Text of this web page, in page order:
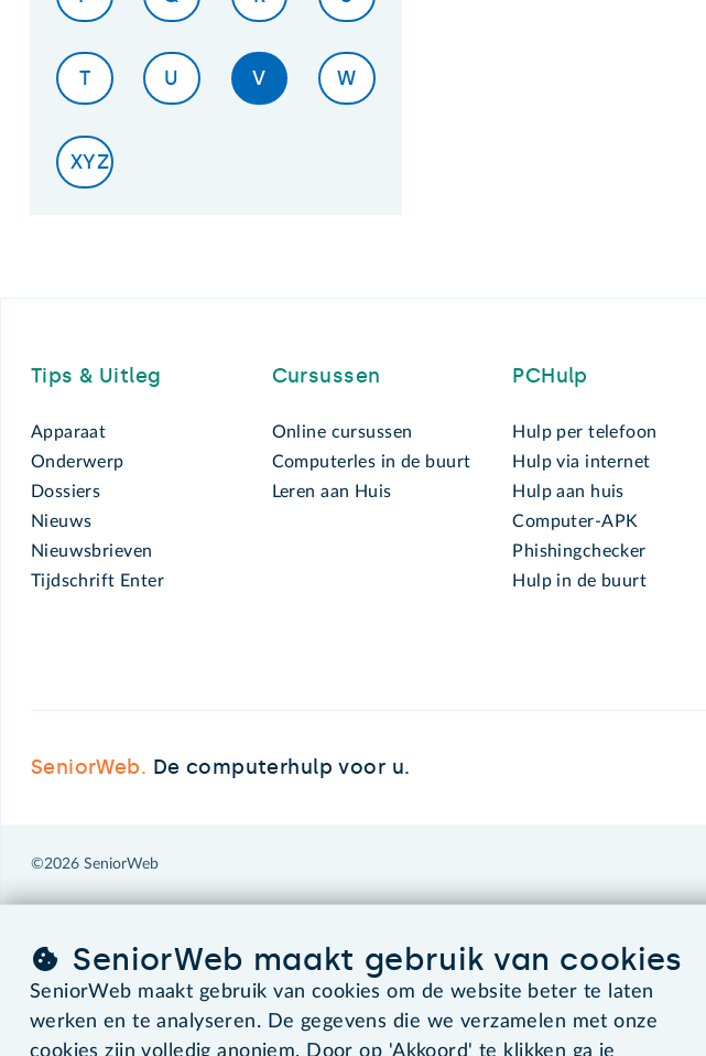
T U V W
XYZ
Tips & Uitleg
Apparaat
Onderwerp
Dossiers
Nieuws
Nieuwsbrieven
Tijdschrift Enter
Cursussen
Online cursussen
Computerles in de buurt
Leren aan Huis
PCHulp
Hulp per telefoon
Hulp via internet
Hulp aan huis
Computer-APK
Phishingchecker
Hulp in de buurt
SeniorWeb. De computerhulp voor u.
©2026 SeniorWeb
SeniorWeb maakt gebruik van cookies
SeniorWeb maakt gebruik van cookies om de website beter te laten
werken en te analyseren. De gegevens die we verzamelen met onze
cookies zijn volledig anoniem. Door op 'Akkoord' te klikken ga je